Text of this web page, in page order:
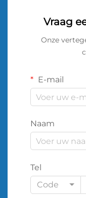
Vraag
Onze
E-mail
Naam
Tel
Code